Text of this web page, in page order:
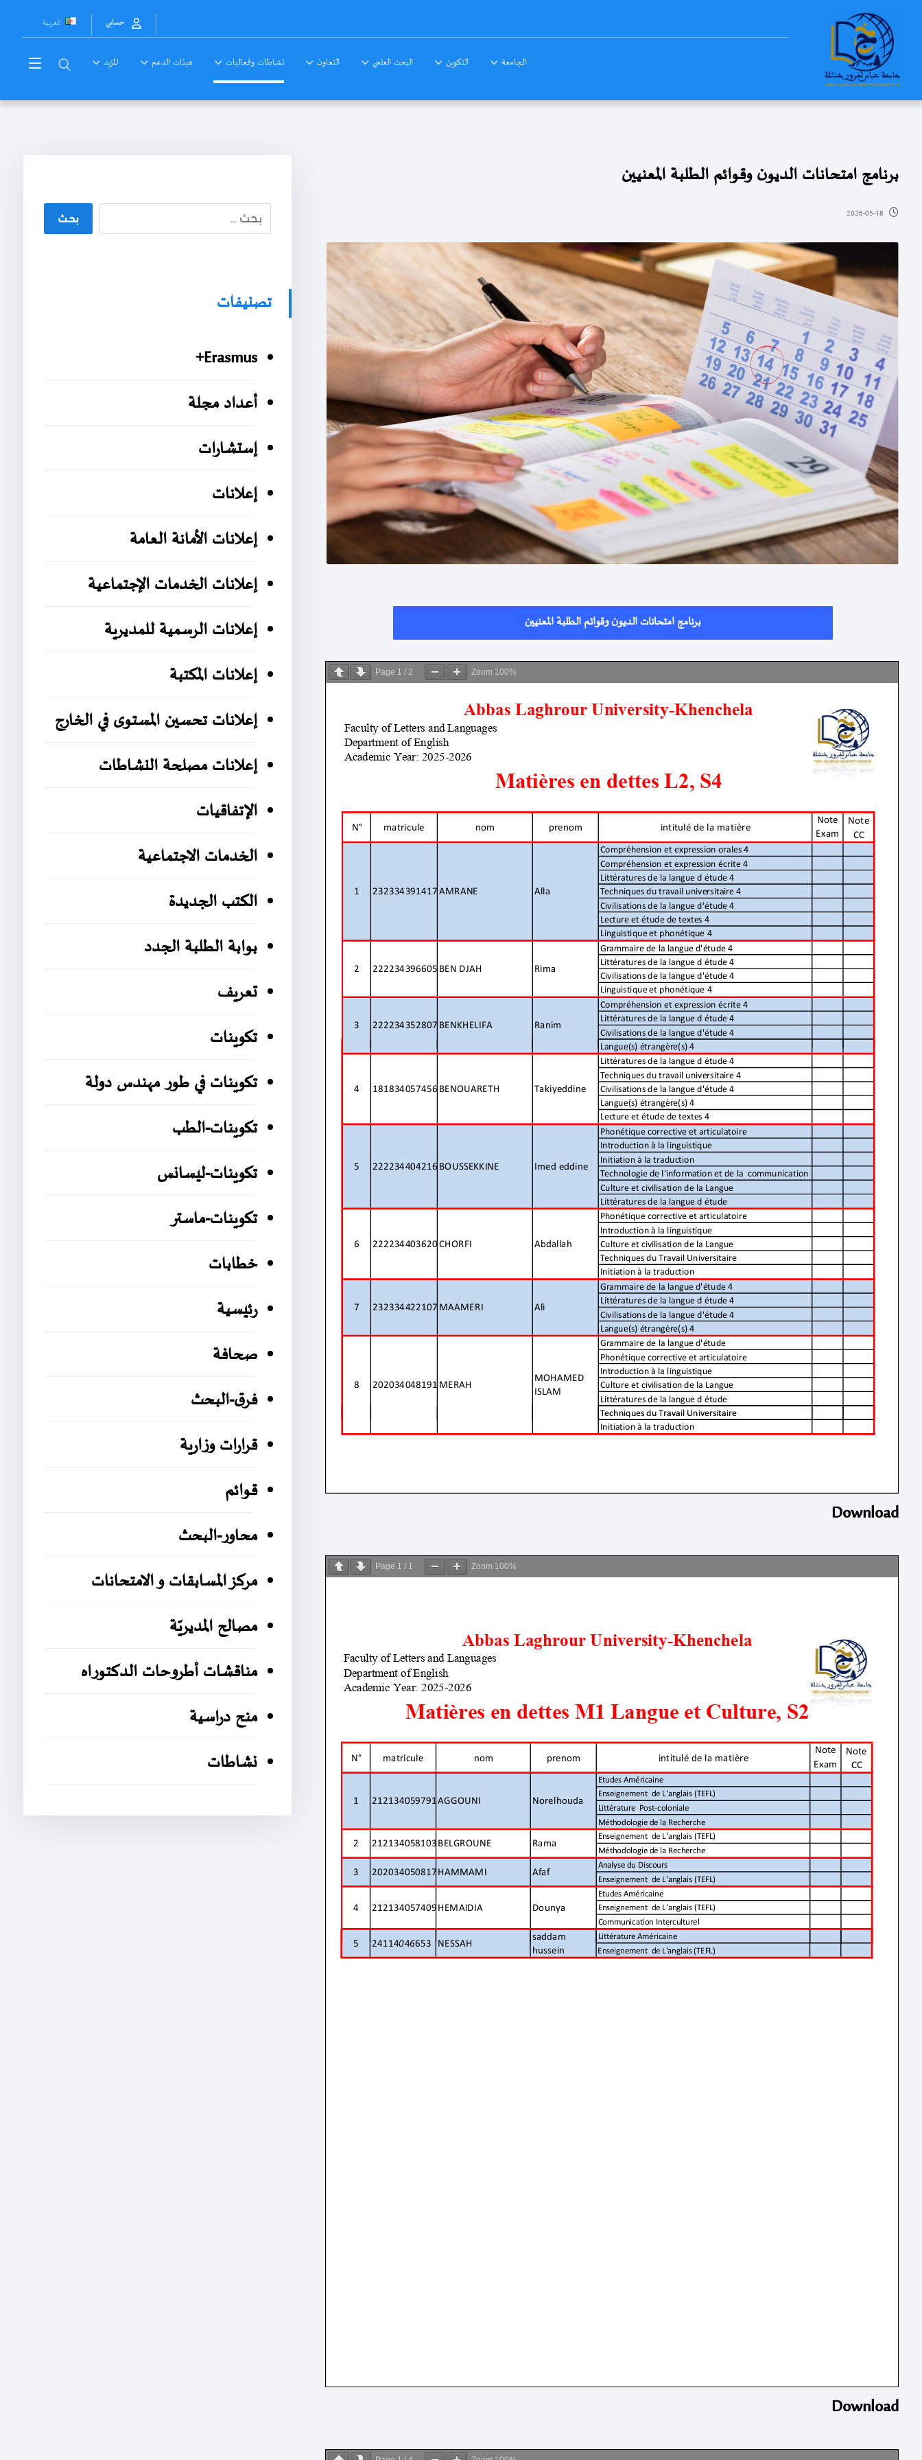
العربية حسابي
الجامعة التكوين البحث العلمي التعاون نشاطات وفعاليات هيئات الدعم المزيد
برنامج امتحانات الديون وقوائم الطلبة المعنيين
2026-05-18
برنامج امتحانات الديون وقوائم الطلبة المعنيين
Page 1 /2 Zoom 100%
Download
Page 1 / 1 Zoom 100%
Download
بحث
تصنيفات
Erasmus+
أعداد مجلة
إستشارات
إعلانات
إعلانات الأمانة العامة
إعلانات الخدمات الإجتماعية
إعلانات الرسمية للمديرية
إعلانات المكتبة
إعلانات تحسين المستوى في الخارج
إعلانات مصلحة النشاطات
الإتفاقيات
الخدمات الاجتماعية
الكتب الجديدة
بوابة الطلبة الجدد
تعريف
تكوينات
تكوينات في طور مهندس دولة
تكوينات-الطب
تكوينات-ليسانس
تكوينات-ماستر
خطابات
رئيسية
صحافة
فرق-البحث
قرارات وزارية
قوائم
محاور-البحث
مركز المسابقات و الامتحانات
مصالح المديريّة
مناقشات أطروحات الدكتوراه
منح دراسية
نشاطات